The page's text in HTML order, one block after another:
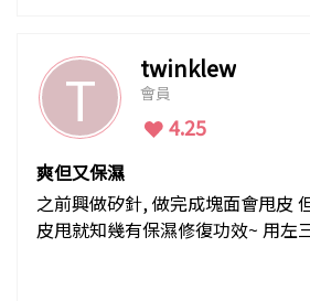
T twinklew
會員
4.25
爽但又保濕
之前興做矽針, 做完成塊面會甩皮
皮甩就知幾有保濕修復功效~ 用左